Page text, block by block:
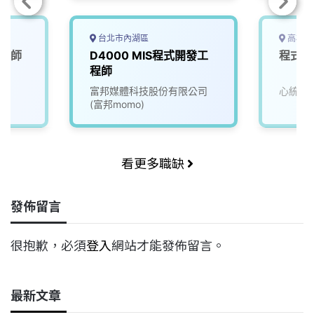
師
台北市內湖區
D4000 MIS程式開發工
程師
富邦媒體科技股份有限公司
(富邦momo)
高雄
程式
心統科
看更多職缺
發佈留言
很抱歉，必須登入網站才能發佈留言。
最新文章